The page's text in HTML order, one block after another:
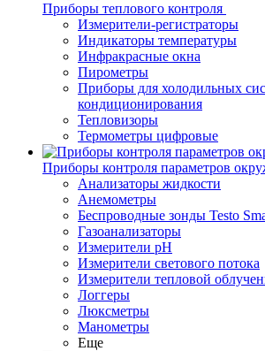
Приборы теплового контроля
Измерители-регистраторы
Индикаторы температуры
Инфракрасные окна
Пирометры
Приборы для холодильных
кондиционирования
Тепловизоры
Термометры цифровые
Приборы контроля параметров
Анализаторы жидкости
Анемометры
Беспроводные зонды Testo
Газоанализаторы
Измерители pH
Измерители светового потока
Измерители тепловой
Логгеры
Люксметры
Манометры
Еще